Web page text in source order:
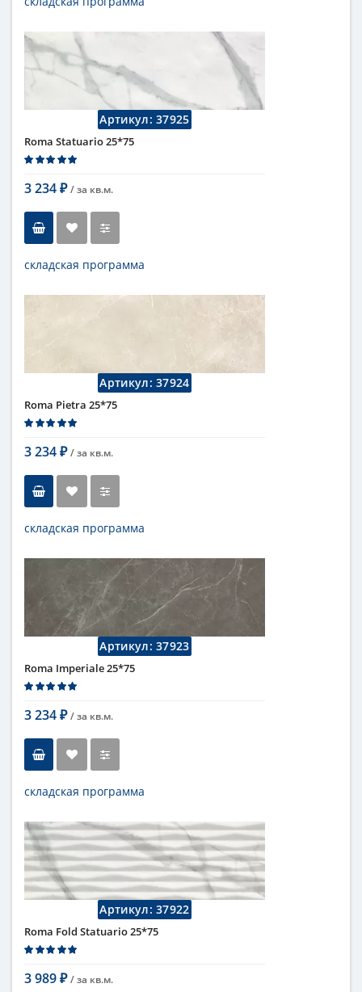
Длина
Высота
25 см
бежевый
Поверхность
матовая
Fap Ceramiche
Артикул:37925
Roma Statuario 25*75
3 234 ₽ / за кв.м.
складская программа
Италия
Поверхность
Коллекция
Артикул:37924
Roma Pietra 25*75
3 234 ₽ / за кв.м.
складская программа
75 см
25 см
Цвет
бежевый,светлый
Страна
Италия
Поверхность
матовая
Fap Ceramiche
Артикул:37923
Roma Imperiale 25*75
3 234 ₽ / за кв.м.
складская программа
Длина
75 см
Высота
25 см
Цвет
темный,коричневый
Страна
Италия
Поверхность
матовая
Коллекция
Fap Ceramiche
Артикул:37922
Roma Fold Statuario 25*75
3 989 ₽ / за кв.м.